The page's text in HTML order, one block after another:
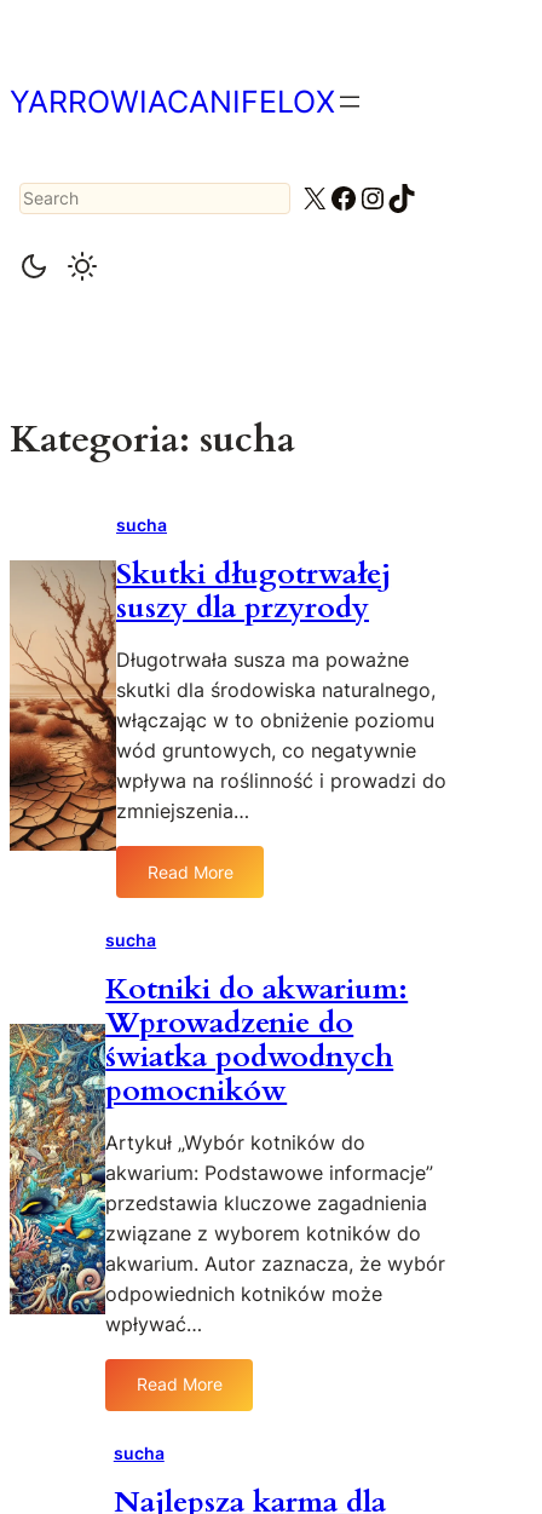
treści
YARROWIACANIFELOX
Search X Facebook
Instagram
TikTok
Kategoria: sucha
sucha
Skutki długotrwałej
suszy dla przyrody
Długotrwała susza ma poważne
skutki dla środowiska naturalnego,
włączając w to obniżenie poziomu
wód gruntowych, co negatywnie
wpływa na roślinność i prowadzi do
zmniejszenia…
Read More
t
k
i
d
ł
g
o
t
r
w
a
ł
e
j
s
u
y
sucha
Kotniki do akwarium:
Wprowadzenie do
światka podwodnych
pomocników
Artykuł „Wybór kotników do
akwarium: Podstawowe informacje”
przedstawia kluczowe zagadnienia
związane z wyborem kotników do
akwarium. Autor zaznacza, że wybór
odpowiednich kotników może
wpływać…
Read More
n
sucha
Najlepsza karma dla